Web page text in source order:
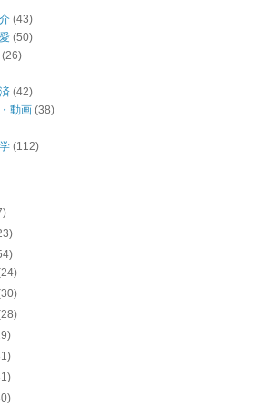
(43)
(50)
(26)
(42)
動画 (38)
(112)